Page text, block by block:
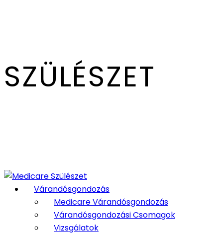
SZÜLÉSZET
Várandósgondozás
Medicare Várandósgondozás
Várandósgondozási Csomagok
Vizsgálatok